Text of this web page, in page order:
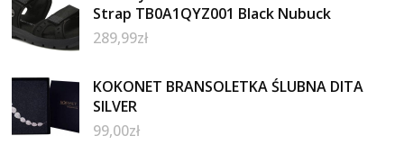
Strap TB0A1QYZ001 Black Nubuck
289,99zł
KOKONET BRANSOLETKA ŚLUBNA DITA
SILVER
99,00zł